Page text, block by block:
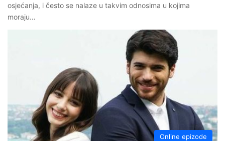
osjećanja, i često se nalaze u takvim odnosima u kojima
moraju…
Online epizode